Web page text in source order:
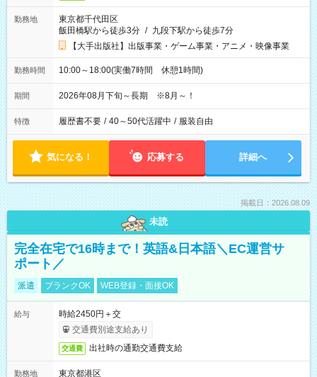
勤務地
東京都千代田区
飯田橋駅から徒歩3分 / 九段下駅から徒歩7分
【大手出版社】出版事業・ゲーム事業・アニメ・映像事業
勤務時間 10:00～18:00(実働7時間 休憩1時間)
期間 2026年08月下旬～長期 ※8月～！
特徴 履歴書不要 / 40～50代活躍中 / 服装自由
気になる！ 応募する 詳細へ
掲載日：2026.08.09
未読
完全在宅で16時まで！英語&日本語＼EC運営サ
ポート／
派遣 ブランクOK WEB登録・面接OK
給与
時給2450円＋交
交通費別途支給あり
交通費 出社時の通勤交通費支給
勤務地
東京都港区